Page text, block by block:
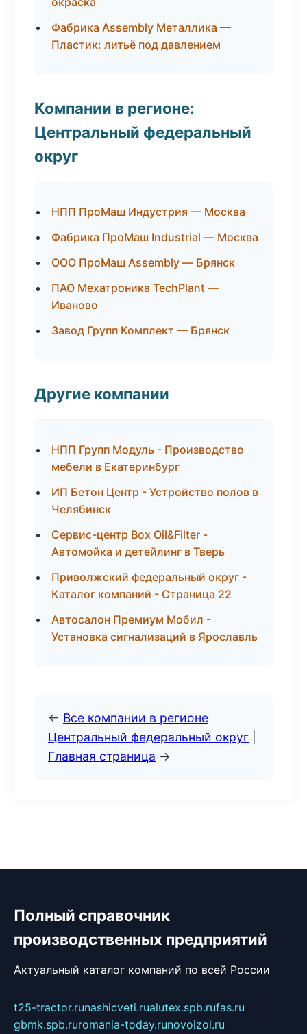
Фабрика Assembly Металлика —
Пластик: литьё под давлением
Компании в регионе:
Центральный федеральный
округ
НПП ПроМаш Индустрия — Москва
Фабрика ПроМаш Industrial — Москва
ООО ПроМаш Assembly — Брянск
ПАО Мехатроника TechPlant —
Иваново
Завод Групп Комплект — Брянск
Другие компании
НПП Групп Модуль - Производство
мебели в Екатеринбург
ИП Бетон Центр - Устройство полов в
Челябинск
Сервис-центр Box Oil&Filter -
Автомойка и детейлинг в Тверь
Приволжский федеральный округ -
Каталог компаний - Страница 22
Автосалон Премиум Мобил -
Установка сигнализаций в Ярославль
← Все компании в регионе
Центральный федеральный округ
Главная страница →
Полный справочник
производственных предприятий
Актуальный каталог компаний по всей России
t25-tractor.runashicveti.rualutex.spb.rufas.ru
gbmk.spb.ruromania-today.runovoizol.ru